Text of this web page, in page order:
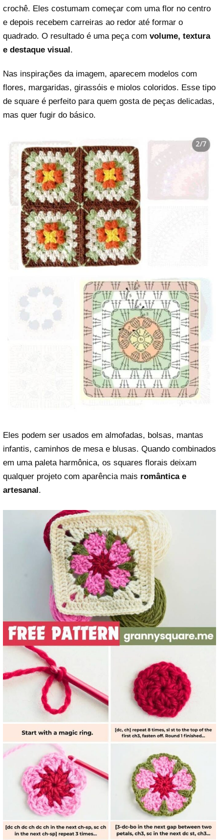
crochê. Eles costumam começar com uma flor no centro
e depois recebem carreiras ao redor até formar o
quadrado. O resultado é uma peça com volume, textura
e destaque visual.
Nas inspirações da imagem, aparecem modelos com
flores, margaridas, girassóis e miolos coloridos. Esse tipo
de square é perfeito para quem gosta de peças delicadas,
mas quer fugir do básico.
Eles podem ser usados em almofadas, bolsas, mantas
infantis, caminhos de mesa e blusas. Quando combinados
em uma paleta harmônica, os squares florais deixam
qualquer projeto com aparência mais romântica e
artesanal.